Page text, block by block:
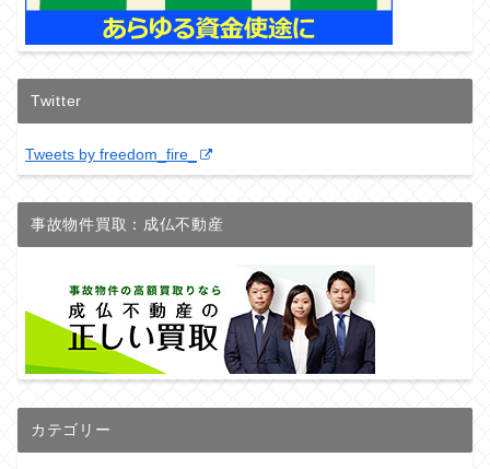
Twitter
Tweets by freedom_fire_
事故物件買取：成仏不動産
カテゴリー